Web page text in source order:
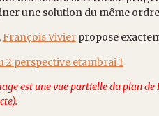
une solution du même
François Vivierpropose
est une vue partielle du plan